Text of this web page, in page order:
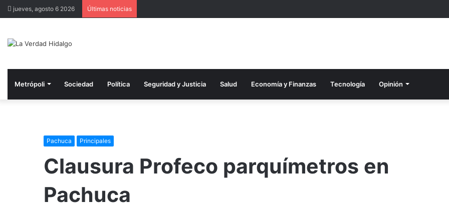
jueves, agosto 6 2026 Últimas noticias
Metrópoli Sociedad Política Seguridad y Justicia Salud Economía y Finanzas Tecnología Opinión
Pachuca Principales
Clausura Profeco parquímetros en
Pachuca